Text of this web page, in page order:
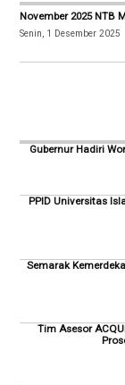
November 2025 NTB
Senin, 1 Desember 2025
Gubernur Hadiri
PPID Universitas
Semarak
Tim Asesor